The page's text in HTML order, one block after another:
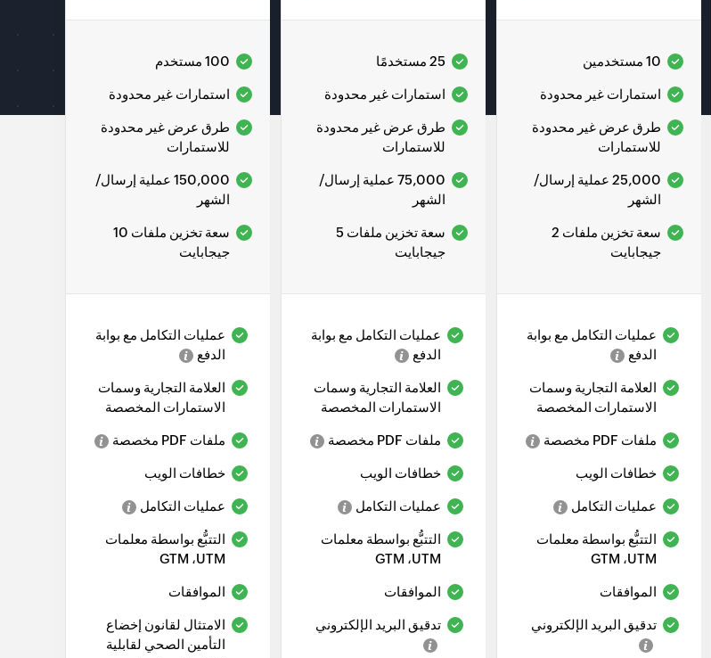
10 مستخدمين
استمارات غير محدودة
طرق عرض غير محدودة
للاستمارات
25,000 عملية إرسال/
الشهر
سعة تخزين ملفات 2
جيجابايت
عمليات التكامل مع بوابة
الدفع
العلامة التجارية وسمات
الاستمارات المخصصة
ملفات PDF مخصصة
خطافات الويب
عمليات التكامل
التتبُّع بواسطة معلمات
UTM، ‏GTM
الموافقات
تدقيق البريد الإلكتروني
25 مستخدمًا
استمارات غير محدودة
طرق عرض غير محدودة
للاستمارات
75,000 عملية إرسال/
الشهر
سعة تخزين ملفات 5
جيجابايت
عمليات التكامل مع بوابة
الدفع
العلامة التجارية وسمات
الاستمارات المخصصة
ملفات PDF مخصصة
خطافات الويب
عمليات التكامل
التتبُّع بواسطة معلمات
UTM، ‏GTM
الموافقات
تدقيق البريد الإلكتروني
100 مستخدم
استمارات غير محدودة
طرق عرض غير محدودة
للاستمارات
150,000 عملية إرسال/
الشهر
سعة تخزين ملفات 10
جيجابايت
عمليات التكامل مع بوابة
الدفع
العلامة التجارية وسمات
الاستمارات المخصصة
ملفات PDF مخصصة
خطافات الويب
عمليات التكامل
التتبُّع بواسطة معلمات
UTM، ‏GTM
الموافقات
الامتثال لقانون إخضاع
التأمين الصحي لقابلية